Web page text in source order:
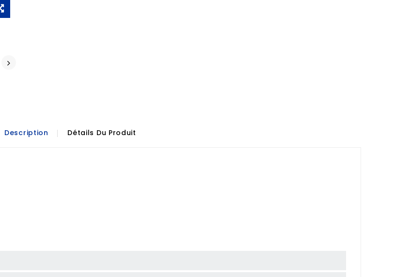
Description Détails Du Produit